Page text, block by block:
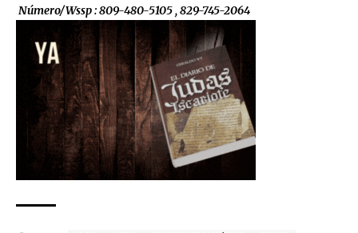
Número/Wssp : 809-480-5105 , 829-745-2064